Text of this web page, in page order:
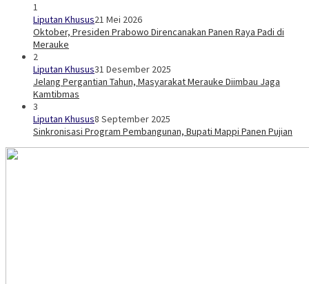
1
Liputan Khusus21 Mei 2026
Oktober, Presiden Prabowo Direncanakan Panen Raya Padi di
Merauke
2
Liputan Khusus31 Desember 2025
Jelang Pergantian Tahun, Masyarakat Merauke Diimbau Jaga
Kamtibmas
3
Liputan Khusus8 September 2025
Sinkronisasi Program Pembangunan, Bupati Mappi Panen Pujian